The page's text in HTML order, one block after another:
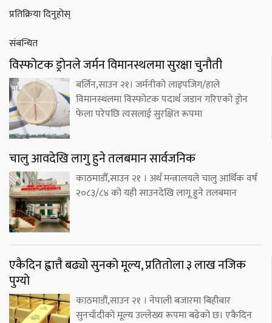
प्रतिक्रिया दिनुहोस्
संबन्धित
विस्फोटक ड्रोनले जर्मन विमानस्थलमा सुरक्षा चुनौती
बर्लिन,साउन २१। जर्मनीको लाइपजिग/हाले
विमानस्थलमा विस्फोटक पदार्थ जडान गरिएको ड्रोन
फेला परेपछि त्यसलाई सुरक्षित रूपमा
चालु आवदेखि लागु हुने तलबमान सार्वजनिक
काठमाडौँ,साउन २१ । अर्थ मन्त्रालयले चालु आर्थिक वर्ष
२०८३/८४ को यही साउनदेखि लागू हुने तलबमान
एकैदिन ह्वात्तै बढ्यो सुनको मूल्य, प्रतितोला ३ लाख नजिक
पुग्यो
काठमाडौं,साउन २१ । नेपाली बजारमा बिहीबार
सुनचाँदीको मूल्य उल्लेख्य रूपमा बढेको छ। एकैदिन